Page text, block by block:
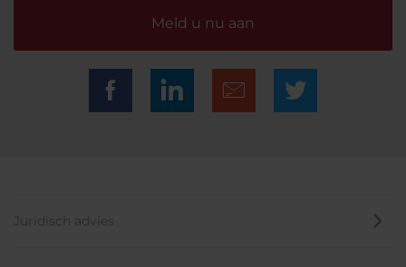
Meld u nu aan
Juridisch advies